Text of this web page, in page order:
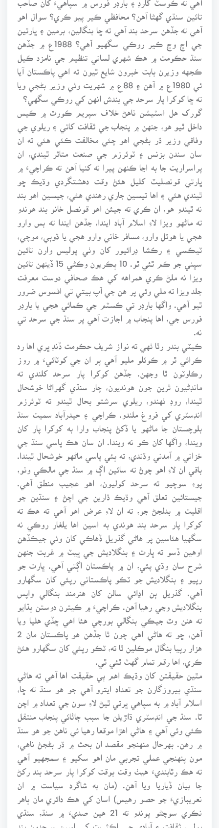
تائين سنڌي گهڻا آهن؟ محافظي ڪير پيو ڪري؟ سوال اهو
آهي ته جڏهن سرحد بند آهي ته ڇا بنگالين، برمين ۽ ڀارتين
جي اچ وڃ ڪير روڪي سگهيو آهي؟ 1988ع ۾ جڏهن
سنڌ حڪومت ۾ هڪ شهري لساني تنظيم جي نامزد ڪيل
ڪجهه وزيرن بابت خبرون شايع ٿيون ته اهي پاڪستان آيا
ئي 1980ع ۾ آهن ۽ 88ع ۾ شهريت وٺي وزير بڻجي ويا
ته ڇا کوکرا پار سرحد جي بندش انهن کي روڪي سگهي؟
گورک هل اسٽيشن ٺاهڻ خلاف سپريم ڪورٽ ۾ ڪيس
داخل ٿيو هو، جنهن ۾ پنجاب جي ثقافت کاتي ۽ ريلوي جي
وفاقي وزير ڌر بڻجي اهو چئي مخالفت ڪئي هئي ته ان
سان سندن بزنس ۽ ٽوئرزم جي صنعت متاثر ٿيندي، ان
پراسراريت جا به اڃا ڪنهن پيرا نه کنيا آهن ته ڪراچيءَ ۾
ڀارتي قونصليٽ کليل هئڻ وقت دهشتگردي وڌيڪ ڇو
ٿيندي هئي ۽ اها تيسين جاري رهندي هئي، جيسين اهو بند
نه ٿيندو هو، ان ڪري ته جيئن اهو قونصل خانو بند هوندو
ته ماڻهو ويزا لاءِ اسلام آباد ايندا، جڏهن ايندا ته بس وارو
هجي يا هوٽل وارو، مسافر خاني وارو هجي يا ڌوٻي، موچي،
ٽيڪسي ۽ رڪشا ڊرائيور کان وٺي پوليس وارن تائين
سڀني جو ڪم ٿئي ٿو. 10 ٻڪريون وڪڻي 15 ڏينهن تائين
ويزا نه ملڻ ڪري همراهه کي هڪ صحافي دوست معرفت
جلد ويزا ته ملي وئي پر هن جي آپ بيتي تي افسوس ضرور
ٿيو آهي. واگها بارڊر تي ڪسٽم جي ڪمائي هجي يا بارڊر
فورس جي، اها پنجاب ۾ اجازت آهي پر سنڌ جي سرحد تي
ڪيٽي بندر رٿا ٺهي ته نواز شريف حڪومت ڏنڊ ڀري اها رد
ڪرائي ٿر ۾ ڪوئلو مليو آهي پر ان جي کوٽائيءَ ۾ روز
رڪاوٽون ٿا وجهن. جڏهن کوکرا پار سرحد کلندي ته
مانڊڻيون ٿرين جون هونديون، چار سنڌي گهراڻا خوشحال
ٿيندا، روڊ ٺهندو، ريلوي سرشتو بحال ٿيندو ته ٽوئرزم
انڊسٽري کي فروغ ملندو. ڪراچي ۽ حيدرآباد سميت سنڌ
بلوچستان جا ماڻهو يا ڏکڻ پنجاب وارا به کوکرا پار کان
ويندا، واگها کان ڪو نه ويندا. ان سان هڪ پاسي سنڌ جي
خزاني ۾ آمدني وڌندي، ته ٻئي پاسي ماڻهو خوشحال ٿيندا.
باقي ان لاءِ اهو چوڻ ته سائين اڳ ۾ سنڌ جي مالڪي وٺو،
پوءِ سوچيو ته سرحد کوليون، اهو عجيب منطق آهي.
جيستائين تعلق آهي وڌيڪ ڌارين جي اچڻ ۽ سنڌين جو
اقليت ۾ بدلجڻ جو، ته ان لاءِ عرض اهو آهي ته هڪ ته
کوکرا پار سرحد بند هوندي به اسين اها يلغار روڪي نه
سگهيا هئاسين پر هاڻي گذريل ڏهاڪي کان وٺي جيڪڏهن
اوهين ڏسو ته ڀارت ۽ بنگلاديش جي ڀيٽ ۾ غربت جنهن
شرح سان وڌي پئي، ان ۾ پاڪستان اڳتي آهي. ڀارت جو
رپيو ۽ بنگلاديش جو ٽڪو پاڪستاني رپئي کان سگهارو
آهي. گذريل ٻن اڍائي سالن کان هنرمند بنگالي واپس
بنگلاديش وڃي رهيا آهن. ڪراچيءَ ۾ ڪيترن دوستن ٻڌايو
ته هنن وٽ جيڪي بنگالي بورچي هئا اهي ڇڏي هليا ويا
هزار رپيا بنگال موڪلين ٿا ته، ٽڪو رپئي کان سگهارو هئڻ
ڪري، اها رقم تمام گهٽ ٿئي ٿي.
مٿين حقيقتن کان وڌيڪ اهم ٻي حقيقت اها آهي ته هاڻي
سنڌي بيروزگارن جو تعداد ايترو آهي جو هو سنڌ ته ڇا،
اسلام آباد ۾ به سپاهي ڀرتي ٿيڻ لاءِ سون جي تعداد ۾ اچن
ٿا. سنڌ جي انڊسٽري ڌاڙيلن جا سبب ڄاڻائي پنجاب منتقل
ڪئي وئي آهي ۽ هاڻي اهڙا موقعا رهيا ئي ناهن جو هو سنڌ
۾ رهن. بهرحال منهنجو مقصد ان بحث ۾ ڌر بڻجڻ ناهي،
مون پنهنجي عملي تجربي مان اهو سکيو ۽ سمجهيو آهي
ته هڪ رٿابنديءَ هيٺ وقت بوقت کوکرا پار سرحد بند رکڻ
جا بيان ڏياريا ويا آهن. (مان به شاگرد سياست ۾ ان
نعريبازيءَ جو حصو رهيس) اسان کي هڪ دائري مان ٻاهر
نڪري سوچڻو پوندو ته 21 هين صديءَ ۾ سنڌ، سنڌي
ٻولي، ثقافت ۽ آبادي جي اڪثريت کي اسين سرحدون بند